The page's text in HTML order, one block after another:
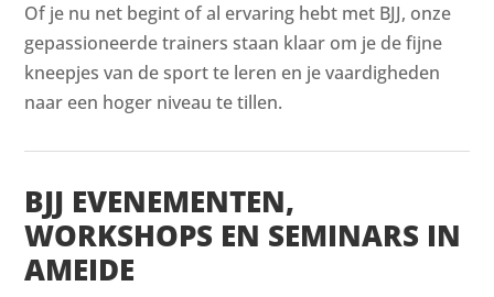
Of je nu net begint of al ervaring hebt met BJJ, onze
gepassioneerde trainers staan klaar om je de fijne
kneepjes van de sport te leren en je vaardigheden
naar een hoger niveau te tillen.
BJJ EVENEMENTEN,
WORKSHOPS EN SEMINARS IN
AMEIDE